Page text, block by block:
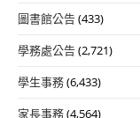
圖書館公告(433)
學務處公告(2,721)
學生事務(6,433)
家長事務(4,564)